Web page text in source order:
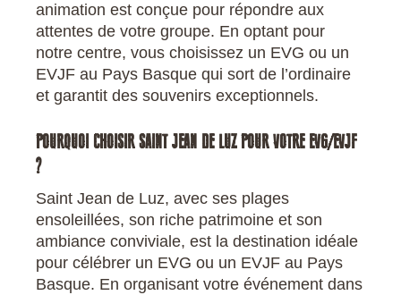
animation est conçue pour répondre aux
attentes de votre groupe. En optant pour
notre centre, vous choisissez un EVG ou un
EVJF au Pays Basque qui sort de l’ordinaire
et garantit des souvenirs exceptionnels.
POURQUOI CHOISIR SAINT JEAN DE LUZ POUR VOTRE EVG/EVJF
?
Saint Jean de Luz, avec ses plages
ensoleillées, son riche patrimoine et son
ambiance conviviale, est la destination idéale
pour célébrer un EVG ou un EVJF au Pays
Basque. En organisant votre événement dans